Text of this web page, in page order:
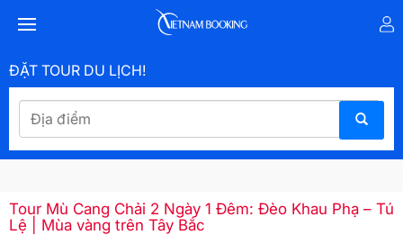
ĐẶT TOUR DU LỊCH!
Tour Mù Cang Chải 2 Ngày 1 Đêm: Đèo Khau Phạ – Tú
Lệ | Mùa vàng trên Tây Bắc